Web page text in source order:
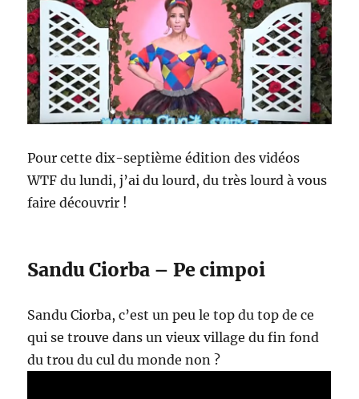
23
millions
d’euros
Pour cette dix-septième édition des vidéos
WTF du lundi, j’ai du lourd, du très lourd à vous
faire découvrir !
Sandu Ciorba – Pe cimpoi
Sandu Ciorba, c’est un peu le top du top de ce
qui se trouve dans un vieux village du fin fond
du trou du cul du monde non ?